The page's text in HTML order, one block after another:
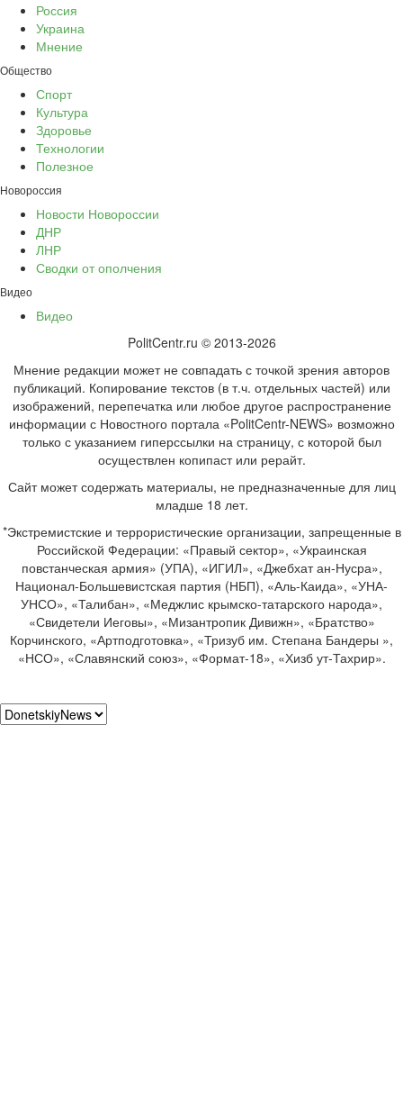
Россия
Украина
Мнение
Общество
Спорт
Культура
Здоровье
Технологии
Полезное
Новороссия
Новости Новороссии
ДНР
ЛНР
Сводки от ополчения
Видео
Видео
PolitCentr.ru © 2013-2026
Мнение редакции может не совпадать с точкой зрения авторов
публикаций. Копирование текстов (в т.ч. отдельных частей) или
изображений, перепечатка или любое другое распространение
информации с Новостного портала «PolitCentr-NEWS» возможно
только с указанием гиперссылки на страницу, с которой был
осуществлен копипаст или рерайт.
Сайт может содержать материалы, не предназначенные для лиц
младше 18 лет.
*Экстремистские и террористические организации, запрещенные в
Российской Федерации: «Правый сектор», «Украинская
повстанческая армия» (УПА), «ИГИЛ», «Джебхат ан-Нусра»,
Национал-Большевистская партия (НБП), «Аль-Каида», «УНА-
УНСО», «Талибан», «Меджлис крымско-татарского народа»,
«Свидетели Иеговы», «Мизантропик Дивижн», «Братство»
Корчинского, «Артподготовка», «Тризуб им. Степана Бандеры »,
«НСО», «Славянский союз», «Формат-18», «Хизб ут-Тахрир».